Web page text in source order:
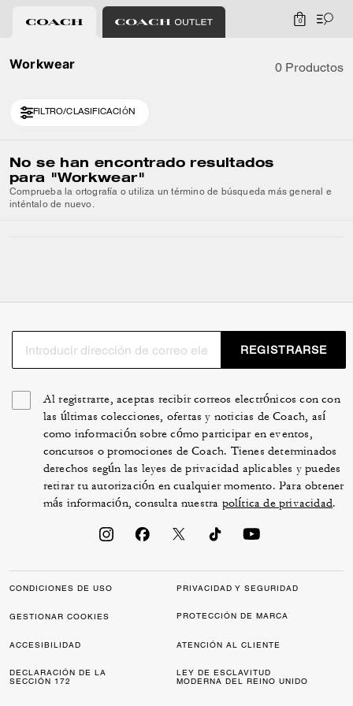
0
Workwear 0 Productos
FILTRO/CLASIFICACIÓN
No se han encontrado resultados
para "Workwear"
Comprueba la ortografía o utiliza un término de búsqueda más general e
inténtalo de nuevo.
REGISTRARSE
Al registrarte, aceptas recibir correos electrónicos con con
las últimas colecciones, ofertas y noticias de Coach, así
como información sobre cómo participar en eventos,
concursos o promociones de Coach. Tienes determinados
derechos según las leyes de privacidad aplicables y puedes
retirar tu autorización en cualquier momento. Para obtener
más información, consulta nuestra política de privacidad.
CONDICIONES DE USO PRIVACIDAD Y SEGURIDAD
GESTIONAR COOKIES PROTECCIÓN DE MARCA
ACCESIBILIDAD ATENCIÓN AL CLIENTE
DECLARACIÓN DE LA
SECCIÓN 172
LEY DE ESCLAVITUD
MODERNA DEL REINO UNIDO